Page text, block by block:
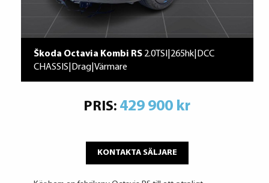
Škoda Octavia Kombi RS 2.0TSI|265hk|DCC
CHASSIS|Drag|Värmare
PRIS: 429 900 kr
KONTAKTA SÄLJARE